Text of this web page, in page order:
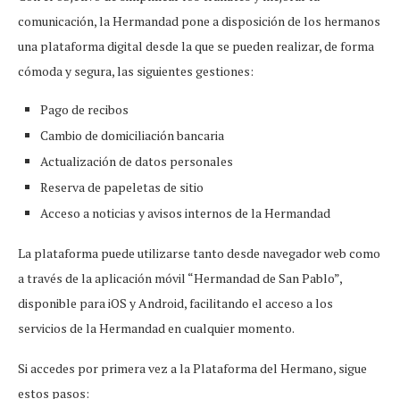
comunicación, la Hermandad pone a disposición de los hermanos
una plataforma digital desde la que se pueden realizar, de forma
cómoda y segura, las siguientes gestiones:
Pago de recibos
Cambio de domiciliación bancaria
Actualización de datos personales
Reserva de papeletas de sitio
Acceso a noticias y avisos internos de la Hermandad
La plataforma puede utilizarse tanto desde navegador web como
a través de la aplicación móvil “Hermandad de San Pablo”,
disponible para iOS y Android, facilitando el acceso a los
servicios de la Hermandad en cualquier momento.
Si accedes por primera vez a la Plataforma del Hermano, sigue
estos pasos: